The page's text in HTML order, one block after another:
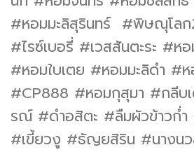
#หอมมะลิสุรินทร์ #พิษณุโลก
#ไรซ์เบอรี่ #เวสสันตะระ #ห
#หอมใบเตย #หอมมะลิดำ #
#CP888 #หอมกุสุมา #กลีบ
รณ์ #ดำอสิตะ #ลืมผัวข้าวก่
#เขี้ยวงู #ธัญยสิริน #นางน